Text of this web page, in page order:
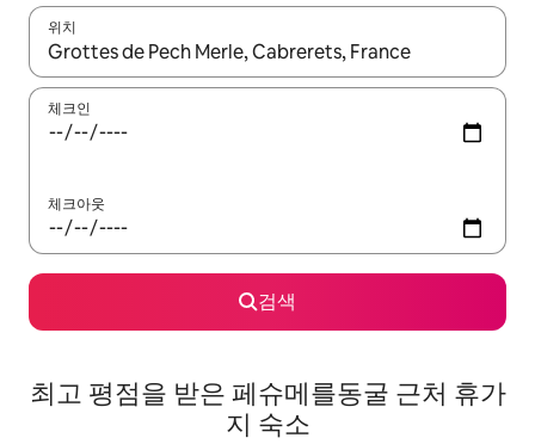
위치
결과가 나오면 위·아래 화살표 키를 사용하거나 터치 또는 스와이
체크인
체크아웃
검색
최고 평점을 받은 페슈메를동굴 근처 휴가
지 숙소